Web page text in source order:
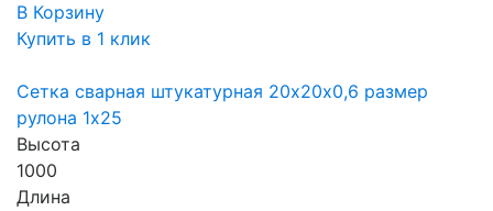
В Корзину
Купить в 1 клик
Сетка сварная штукатурная 20х20х0,6 размер
рулона 1х25
Высота
1000
Длина